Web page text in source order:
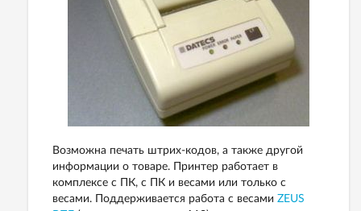
Возможна печать штрих-кодов, а также другой
информации о товаре. Принтер работает в
комплексе с ПК, с ПК и весами или только с
весами. Поддерживается работа с весами ZEUS